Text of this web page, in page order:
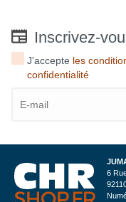
Inscrivez-
J'accepte les
confidentialité
6